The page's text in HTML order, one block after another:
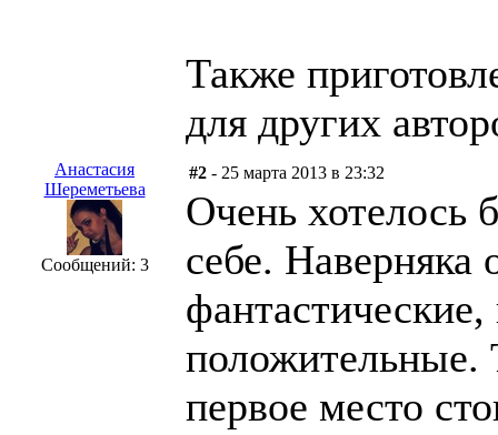
Также
для других
Анастасия
Шереметьева
Сообщений: 3
#2 - 25 марта 2013 в 23:32
Очень хотелось
себе.
положительные.
первое место